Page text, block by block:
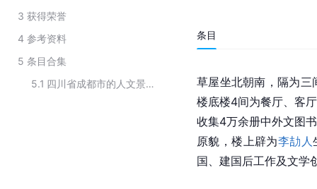
3 获得荣誉
4 参考资料
5 条目合集
5.1
四川省成都市的人文景观
条目
草屋坐北朝南，隔为三
楼底楼4间为餐厅、客
收集4万余册中外文图
原貌，楼上辟为李劼人
国、建国后工作及文学